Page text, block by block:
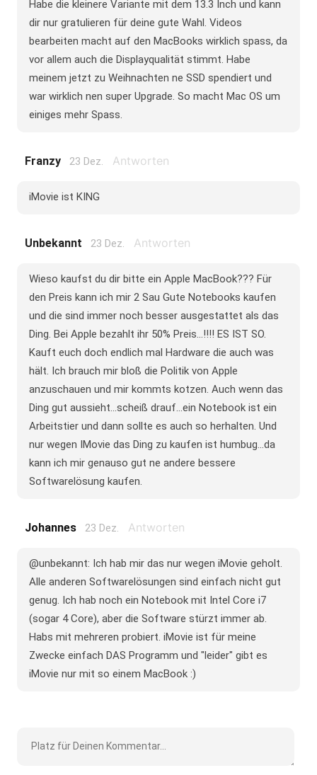
Habe die kleinere Variante mit dem 13.3 Inch und kann
dir nur gratulieren für deine gute Wahl. Videos
bearbeiten macht auf den MacBooks wirklich spass, da
vor allem auch die Displayqualität stimmt. Habe
meinem jetzt zu Weihnachten ne SSD spendiert und
war wirklich nen super Upgrade. So macht Mac OS um
einiges mehr Spass.
Franzy 23 Dez. Antworten
iMovie ist KING
Unbekannt 23 Dez. Antworten
Wieso kaufst du dir bitte ein Apple MacBook??? Für
den Preis kann ich mir 2 Sau Gute Notebooks kaufen
und die sind immer noch besser ausgestattet als das
Ding. Bei Apple bezahlt ihr 50% Preis...!!!! ES IST SO.
Kauft euch doch endlich mal Hardware die auch was
hält. Ich brauch mir bloß die Politik von Apple
anzuschauen und mir kommts kotzen. Auch wenn das
Ding gut aussieht...scheiß drauf...ein Notebook ist ein
Arbeitstier und dann sollte es auch so herhalten. Und
nur wegen IMovie das Ding zu kaufen ist humbug...da
kann ich mir genauso gut ne andere bessere
Softwarelösung kaufen.
Johannes 23 Dez. Antworten
@unbekannt: Ich hab mir das nur wegen iMovie geholt.
Alle anderen Softwarelösungen sind einfach nicht gut
genug. Ich hab noch ein Notebook mit Intel Core i7
(sogar 4 Core), aber die Software stürzt immer ab.
Habs mit mehreren probiert. iMovie ist für meine
Zwecke einfach DAS Programm und "leider" gibt es
iMovie nur mit so einem MacBook :)